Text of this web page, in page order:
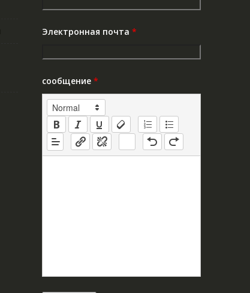
Электронная почта *
сообщение *